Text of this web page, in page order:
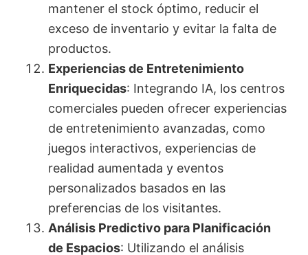
mantener el stock óptimo, reducir el
exceso de inventario y evitar la falta de
productos.
Experiencias de Entretenimiento
Enriquecidas: Integrando IA, los centros
comerciales pueden ofrecer experiencias
de entretenimiento avanzadas, como
juegos interactivos, experiencias de
realidad aumentada y eventos
personalizados basados en las
preferencias de los visitantes.
Análisis Predictivo para Planificación
de Espacios: Utilizando el análisis